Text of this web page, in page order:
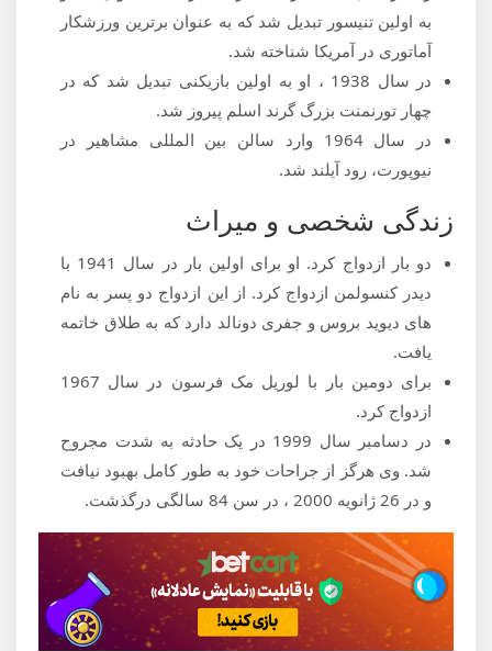
به اولین تنیسور تبدیل شد که به عنوان برترین ورزشکار
آماتوری در آمریکا شناخته شد.
در سال 1938 ، او به اولین بازیکنی تبدیل شد که در
چهار تورنمنت بزرگ گرند اسلم پیروز شد.
در سال 1964 وارد سالن بین المللی مشاهیر در
نیوپورت، رود آیلند شد.
زندگی شخصی و میراث
دو بار ازدواج کرد. او برای اولین بار در سال 1941 با
دیدر کنسولمن ازدواج کرد. از این ازدواج دو پسر به نام
های دیوید بروس و جفری دونالد دارد که به طلاق خاتمه
یافت.
برای دومین بار با لوریل مک فرسون در سال 1967
ازدواج کرد.
در دسامبر سال 1999 در یک حادثه به شدت مجروح
شد. وی هرگز از جراحات خود به طور کامل بهبود نیافت
و در 26 ژانویه 2000 ، در سن 84 سالگی درگذشت.